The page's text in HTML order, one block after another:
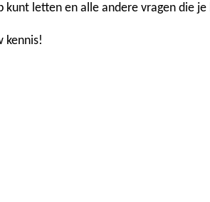
letten en alle andere vragen die
kennis!